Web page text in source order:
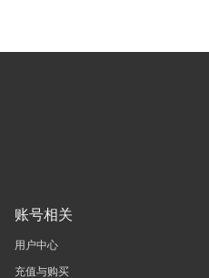
账号相关
用户中心
充值与购买